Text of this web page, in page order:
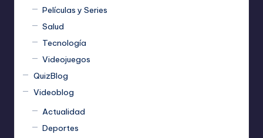
Películas y Series
Salud
Tecnología
Videojuegos
QuizBlog
Videoblog
Actualidad
Deportes